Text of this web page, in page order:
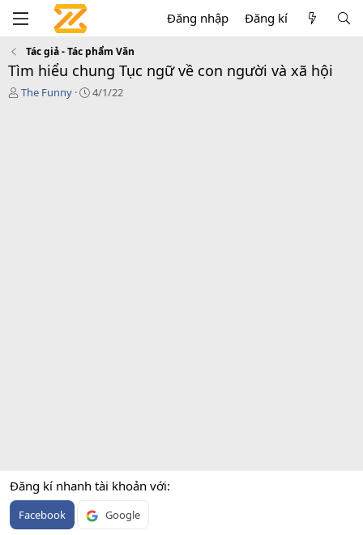
Đăng nhập Đăng kí
Tác giả - Tác phẩm Văn
Tìm hiểu chung Tục ngữ về con người và xã hội
T
The Funny
C
4/1/22
Đăng kí nhanh tài khoản với
Facebook Google